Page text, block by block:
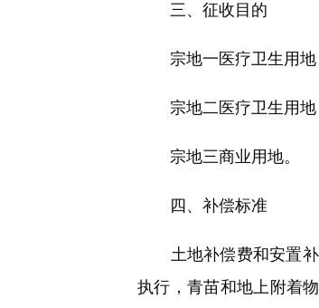
三、征收目的
宗地一医疗卫生用地
宗地二医疗卫生用地
宗地三商业用地。
四、补偿标准
土地补偿费和安置补
执行，青苗和地上附着